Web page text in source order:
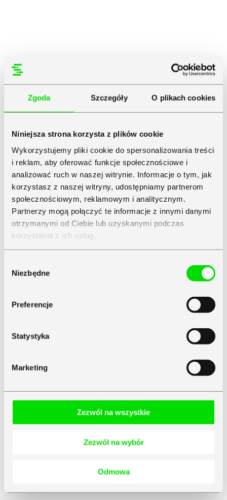
Zgoda Szczegóły O plikach cookies
Niniejsza strona korzysta z plików cookie
Wykorzystujemy pliki cookie do spersonalizowania treści
i reklam, aby oferować funkcje społecznościowe i
analizować ruch w naszej witrynie. Informacje o tym, jak
korzystasz z naszej witryny, udostępniamy partnerom
społecznościowym, reklamowym i analitycznym.
Partnerzy mogą połączyć te informacje z innymi danymi
otrzymanymi od Ciebie lub uzyskanymi podczas
korzystania z ich usług.
zgody
Niezbędne
Preferencje
Statystyka
Marketing
Zezwól na wszystkie
Zezwól na wybór
Odmowa